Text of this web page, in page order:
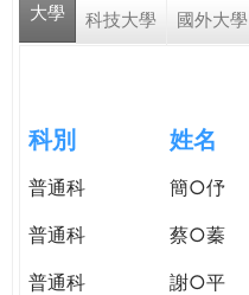
格。
e
e
r
e
大學 科技大學 國外大學
科別 姓名
普通科 簡○伃
普通科
蔡○蓁
普通科
謝○平